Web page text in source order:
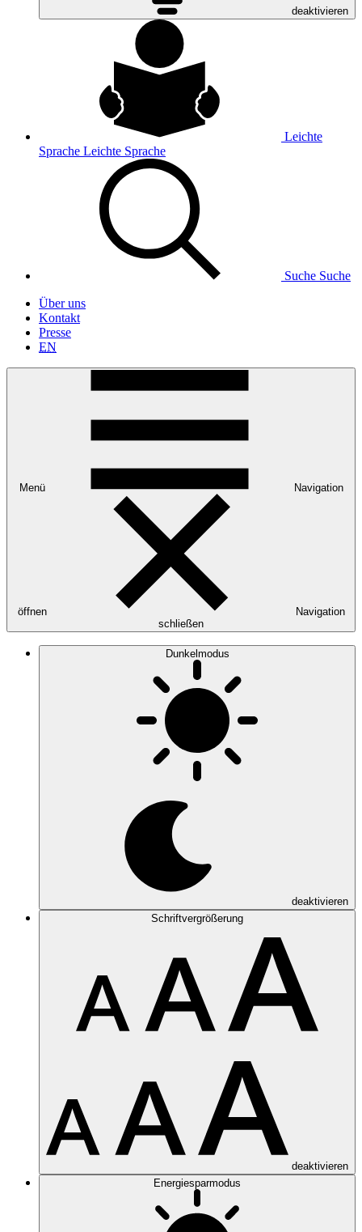
deaktivieren
Leichte
Sprache Leichte Sprache
Suche Suche
Über uns
Kontakt
Presse
EN
Menü Navigation
öffnen
Navigation
schließen
Dunkelmodus
deaktivieren
Schriftvergrößerung
deaktivieren
Energiesparmodus